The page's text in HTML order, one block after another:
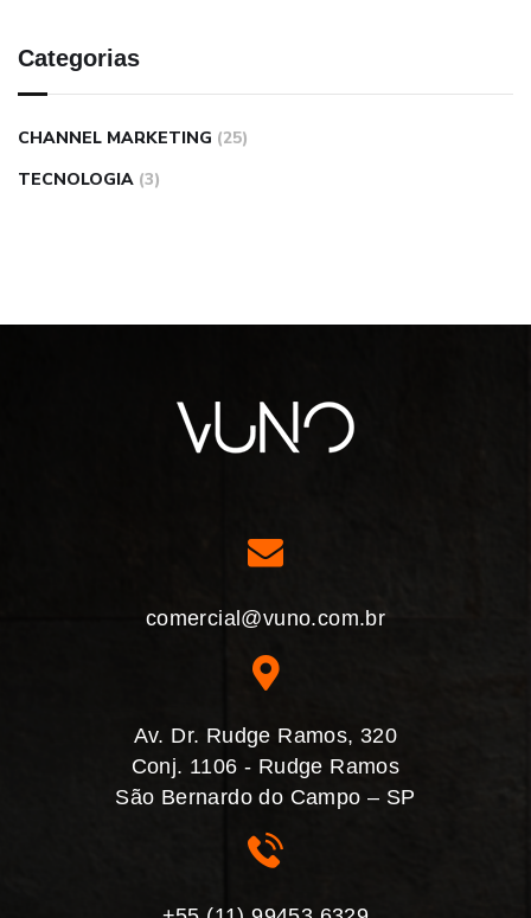
Categorias
CHANNEL MARKETING (25)
TECNOLOGIA (3)
comercial@vuno.com.br
Av. Dr. Rudge Ramos, 320
Conj. 1106 - Rudge Ramos
São Bernardo do Campo – SP